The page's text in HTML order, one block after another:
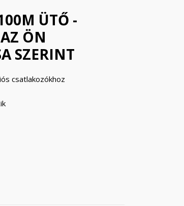
ÜTŐ -
ÖN
SZERINT
csatlakozókhoz